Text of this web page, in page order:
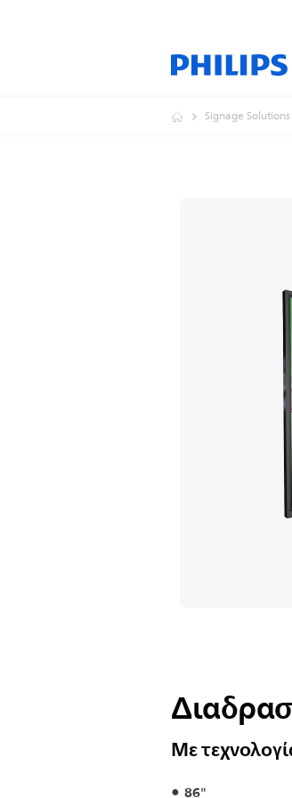
Signage Solutions
Με
86"